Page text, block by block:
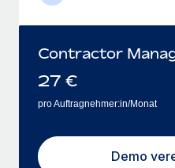
Contractor
27 €
pro Auftragnehmer:in/Monat
Demo